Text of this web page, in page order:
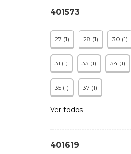
401573
27 (1) 28 (1) 30 (1)
31 (1) 33 (1) 34 (1)
35 (1) 37 (1)
Ver todos
401619